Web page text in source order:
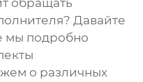
обращать
Давайте
мы подробно
о различных